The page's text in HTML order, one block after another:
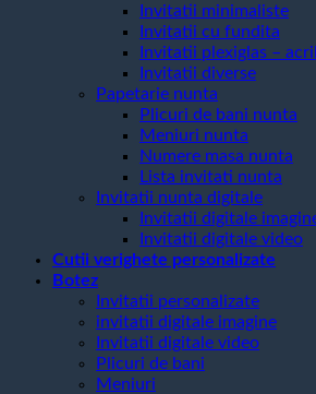
Invitatii minimaliste
Invitatii cu fundita
Invitatii plexiglas – acril
Invitatii diverse
Papetarie nunta
Plicuri de bani nunta
Meniuri nunta
Numere masa nunta
Lista invitati nunta
Invitatii nunta digitale
Invitatii digitale
Invitatii digitale video
Cutii verighete personalizate
Botez
Invitatii personalizate
invitatii digitale imagine
Invitatii digitale video
Plicuri de bani
Meniuri